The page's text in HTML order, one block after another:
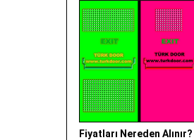
Fiyatları Nereden Alınır?